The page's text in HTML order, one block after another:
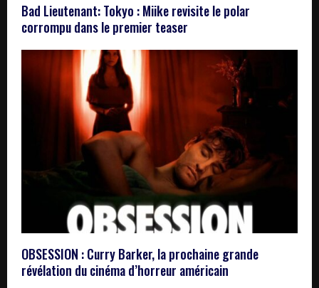
Bad Lieutenant: Tokyo : Miike revisite le polar
corrompu dans le premier teaser
OBSESSION : Curry Barker, la prochaine grande
révélation du cinéma d’horreur américain